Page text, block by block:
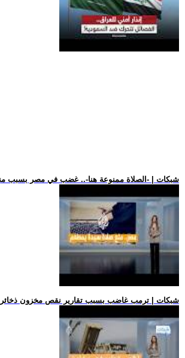
.. شبكات | -الصلاة ممنوعة هنا-.. غضب في مصر بسبب
.. شبكات | ترمب غاضب بسبب تقارير نقص مخزون ذخائر